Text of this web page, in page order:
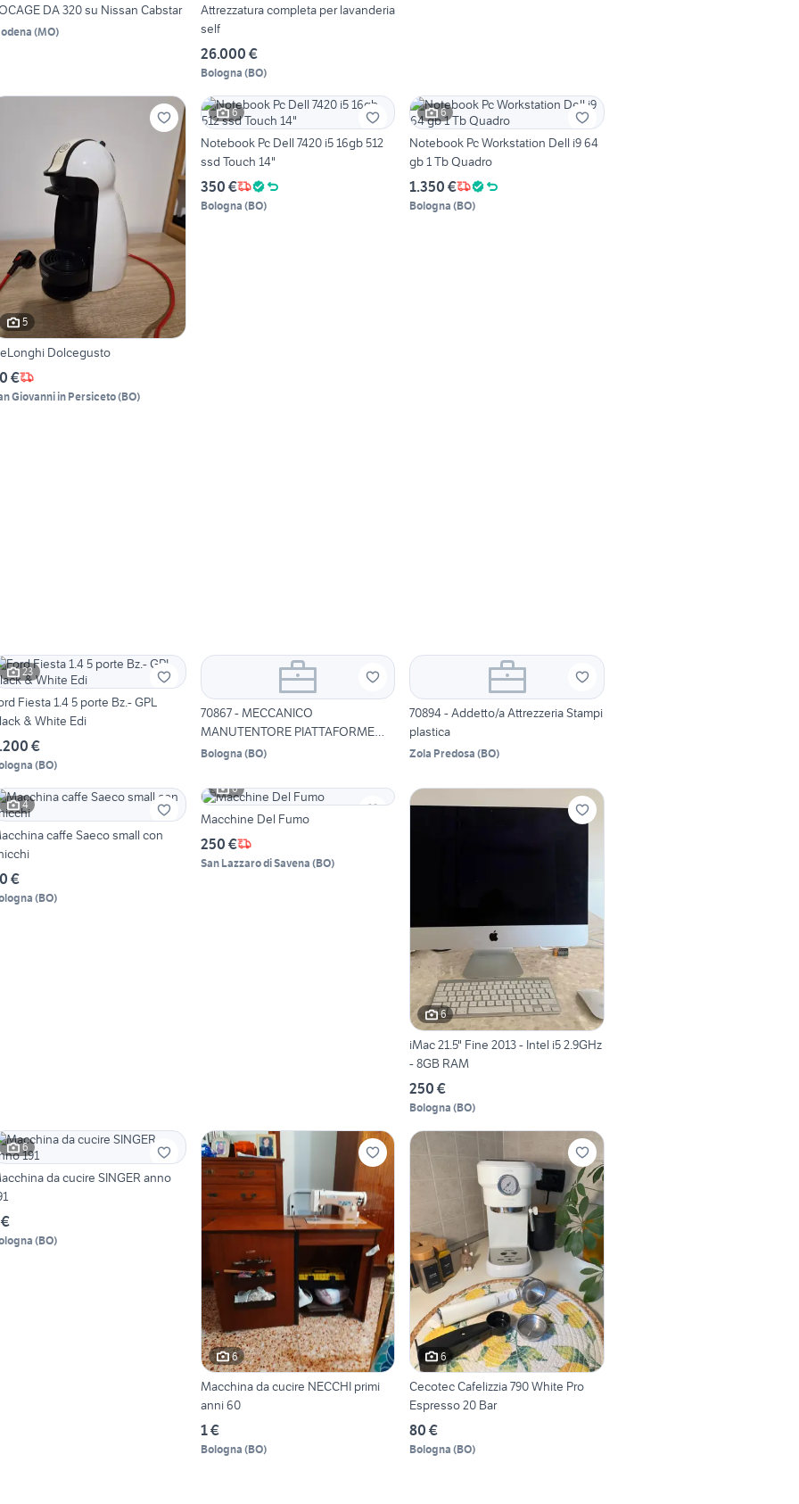
DA 320 su Nissan Cabstar
(MO)
Attrezzatura completa per lavanderia
self
26.000 €
Bologna (BO)
5
Dolcegusto
€
Giovanni in Persiceto(BO)
6
Notebook Pc Dell 7420 i5 16gb 512
ssd Touch 14"
350 €
Bologna (BO)
6
Notebook Pc Workstation Dell i9 64
gb 1 Tb Quadro
1.350 €
Bologna (BO)
23
Fiesta 1.4 5 porte Bz.- GPL
& White Edi
€
(BO)
70867 - MECCANICO
MANUTENTORE PIATTAFORME
AEREE
Bologna (BO)
70894 - Addetto/a Attrezzeria Stampi
plastica
Zola Predosa (BO)
4
caffe Saeco small con
€
(BO)
6
Macchine Del Fumo
250 €
San Lazzaro di Savena (BO)
6
iMac 21.5" Fine 2013 - Intel i5 2.9GHz
- 8GB RAM
250 €
Bologna (BO)
6
da cucire SINGER anno
(BO)
6
Macchina da cucire NECCHI primi
anni 60
1 €
Bologna (BO)
6
Cecotec Cafelizzia 790 White Pro
Espresso 20 Bar
80 €
Bologna (BO)